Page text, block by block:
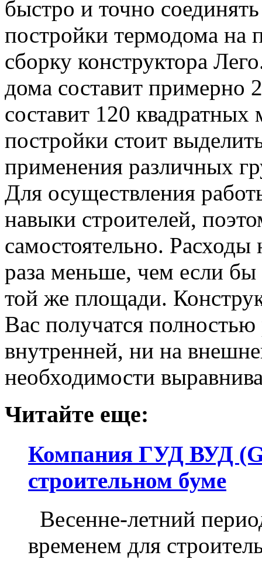
быстро и точно
постройки термодома на
сборку конструктора
дома составит примерно
составит 120
постройки стоит
применения различных
Для осуществления
навыки строителей,
самостоятельно.
раза меньше, чем если
той же площади.
Вас получатся
внутренней, ни на
необходимости
Читайте еще:
Компания ГУД ВУД
строительном буме
Весенне-летний
временем для